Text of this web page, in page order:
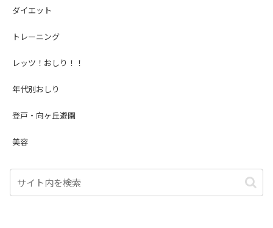
ダイエット
トレーニング
レッツ！おしり！！
年代別おしり
登戸・向ヶ丘遊園
美容